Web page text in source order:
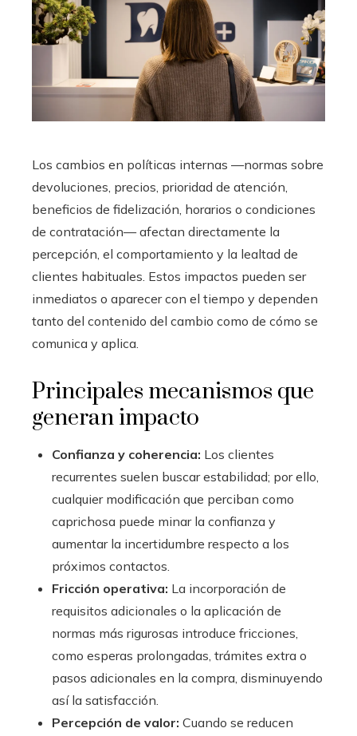
Los cambios en políticas internas —normas sobre
devoluciones, precios, prioridad de atención,
beneficios de fidelización, horarios o condiciones
de contratación— afectan directamente la
percepción, el comportamiento y la lealtad de
clientes habituales. Estos impactos pueden ser
inmediatos o aparecer con el tiempo y dependen
tanto del contenido del cambio como de cómo se
comunica y aplica.
Principales mecanismos que
generan impacto
Confianza y coherencia: Los clientes
recurrentes suelen buscar estabilidad; por ello,
cualquier modificación que perciban como
caprichosa puede minar la confianza y
aumentar la incertidumbre respecto a los
próximos contactos.
Fricción operativa: La incorporación de
requisitos adicionales o la aplicación de
normas más rigurosas introduce fricciones,
como esperas prolongadas, trámites extra o
pasos adicionales en la compra, disminuyendo
así la satisfacción.
Percepción de valor: Cuando se reducen